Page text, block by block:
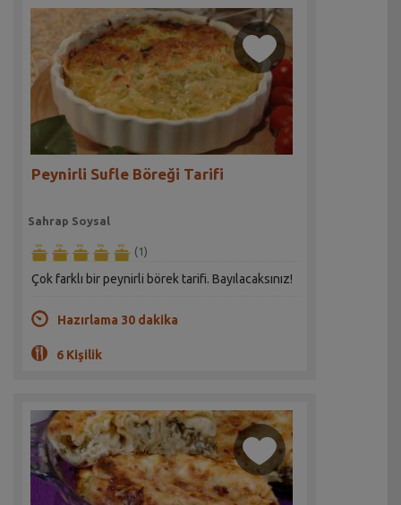
Peynirli Sufle Böreği Tarifi
Sahrap Soysal
(1)
Çok farklı bir peynirli börek tarifi. Bayılacaksınız!
Hazırlama 30 dakika
6 Kişilik